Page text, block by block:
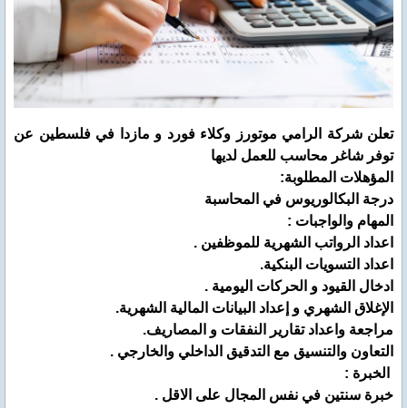
تعلن شركة الرامي موتورز وكلاء فورد و مازدا في فلسطين عن
توفر شاغر محاسب للعمل لديها
المؤهلات المطلوبة:
درجة البكالوريوس في المحاسبة
المهام والواجبات :
اعداد الرواتب الشهرية للموظفين .
اعداد التسويات البنكية.
ادخال القيود و الحركات اليومية .
الإغلاق الشهري و إعداد البيانات المالية الشهرية.
مراجعة واعداد تقارير النفقات و المصاريف.
التعاون والتنسيق مع التدقيق الداخلي والخارجي .
الخبرة :
خبرة سنتين في نفس المجال على الاقل .